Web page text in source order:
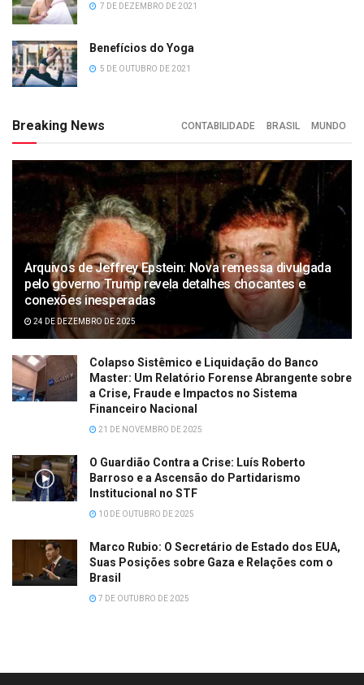
7 DE DEZEMBRO DE 2021
Benefícios do Yoga
5 DE OUTUBRO DE 2021
Breaking News CONTABILIDADE BRASIL MUNDO
Arquivos de Jeffrey Epstein: Nova remessa divulgada
pelo governo Trump revela detalhes chocantes e
conexões inesperadas
24 DE DEZEMBRO DE 2025
Colapso Sistêmico e Liquidação do Banco
Master: Um Relatório Forense Abrangente sobre
a Crise, Fraude e Impactos no Sistema
Financeiro Nacional
21 DE NOVEMBRO DE 2025
O Guardião Contra a Crise: Luís Roberto
Barroso e a Ascensão do Partidarismo
Institucional no STF
10 DE OUTUBRO DE 2025
Marco Rubio: O Secretário de Estado dos EUA,
Suas Posições sobre Gaza e Relações com o
Brasil
7 DE OUTUBRO DE 2025